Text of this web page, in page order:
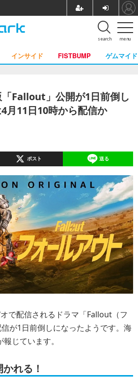
menu
search
インサイド FISTBUMP ゲムマイド
Fallout」公開が1日前倒し
月11日10時から配信か
ポスト 送る
で配信されるドラマ「Fallout（フ
が1日前倒しになったようです。海
報じています。
れる！